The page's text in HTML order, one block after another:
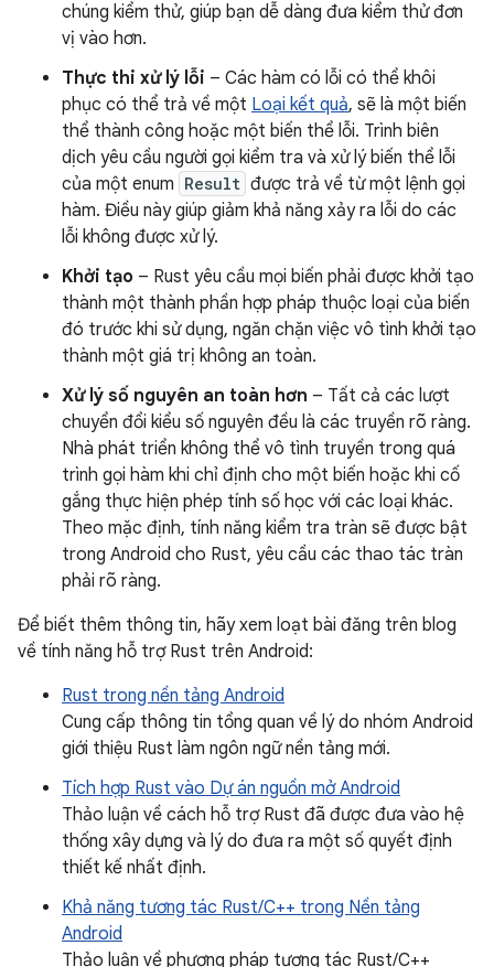
chúng kiểm thử, giúp bạn dễ dàng đưa kiểm thử đơn
vị vào hơn.
Thực thi xử lý lỗi – Các hàm có lỗi có thể khôi
phục có thể trả về một Loại kết quả, sẽ là một biến
thể thành công hoặc một biến thể lỗi. Trình biên
dịch yêu cầu người gọi kiểm tra và xử lý biến thể lỗi
của một enum Result được trả về từ một lệnh gọi
hàm. Điều này giúp giảm khả năng xảy ra lỗi do các
lỗi không được xử lý.
Khởi tạo – Rust yêu cầu mọi biến phải được khởi tạo
thành một thành phần hợp pháp thuộc loại của biến
đó trước khi sử dụng, ngăn chặn việc vô tình khởi tạo
thành một giá trị không an toàn.
Xử lý số nguyên an toàn hơn – Tất cả các lượt
chuyển đổi kiểu số nguyên đều là các truyền rõ ràng.
Nhà phát triển không thể vô tình truyền trong quá
trình gọi hàm khi chỉ định cho một biến hoặc khi cố
gắng thực hiện phép tính số học với các loại khác.
Theo mặc định, tính năng kiểm tra tràn sẽ được bật
trong Android cho Rust, yêu cầu các thao tác tràn
phải rõ ràng.
Để biết thêm thông tin, hãy xem loạt bài đăng trên blog
về tính năng hỗ trợ Rust trên Android:
Rust trong nền tảng Android
Cung cấp thông tin tổng quan về lý do nhóm Android
giới thiệu Rust làm ngôn ngữ nền tảng mới.
Tích hợp Rust vào Dự án nguồn mở Android
Thảo luận về cách hỗ trợ Rust đã được đưa vào hệ
thống xây dựng và lý do đưa ra một số quyết định
thiết kế nhất định.
Khả năng tương tác Rust/C++ trong Nền tảng
Android
Thảo luận về phương pháp tương tác Rust/C++